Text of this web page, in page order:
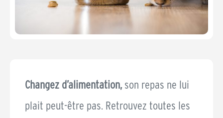
Changez d’alimentation,son repas ne lui
plait peut-être pas. Retrouvez toutes les